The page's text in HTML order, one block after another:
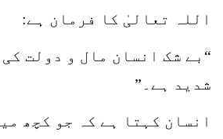
اللہ تعالیٰ کا فرمان ہے:
“بے شک انسان مال و دولت
شدید ہے۔”
انسان کہتا ہے کہ جو کچھ